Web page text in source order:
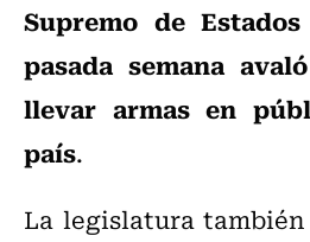
Supremo de
pasada semana
llevar armas en
país.
La legislatura